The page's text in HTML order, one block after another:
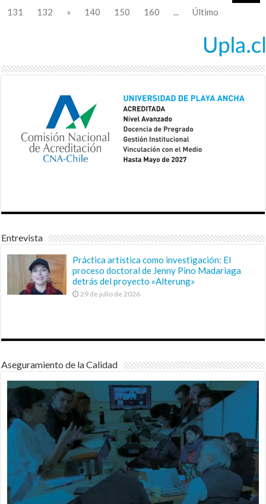
131
132 » 140 150 160 ... Último
Entrevista
Práctica artística como investigación: El
proceso doctoral de Jenny Pino Madariaga
detrás del proyecto «Alterung»
29 de julio de 2026
Aseguramiento de la Calidad